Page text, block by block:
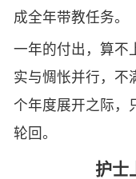
成全年带教任务。
一年的付出，算不
实与惆怅并行，不
个年度展开之际，
轮回。
护士